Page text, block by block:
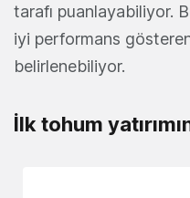
tarafı puanlayabiliyor.
iyi performans
belirlenebiliyor.
İlk tohum